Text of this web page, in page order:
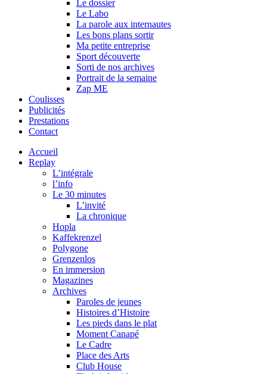
Le dossier
Le Labo
La parole aux internautes
Les bons plans sortir
Ma petite entreprise
Sport découverte
Sorti de nos archives
Portrait de la semaine
Zap ME
Coulisses
Publicités
Prestations
Contact
Accueil
Replay
L’intégrale
l’info
Le 30 minutes
L’invité
La chronique
Hopla
Kaffekrenzel
Polygone
Grenzenlos
En immersion
Magazines
Archives
Paroles de jeunes
Histoires d’Histoire
Les pieds dans le plat
Moment Canapé
Le Cadre
Place des Arts
Club House